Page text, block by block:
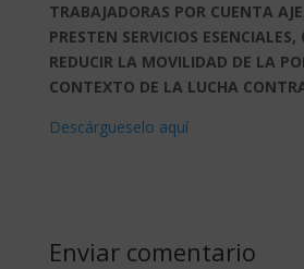
TRABAJADORAS POR CUENTA
PRESTEN SERVICIOS
REDUCIR LA MOVILIDAD DE LA
CONTEXTO DE LA LUCHA
Descárgueselo aquí
Enviar comentario